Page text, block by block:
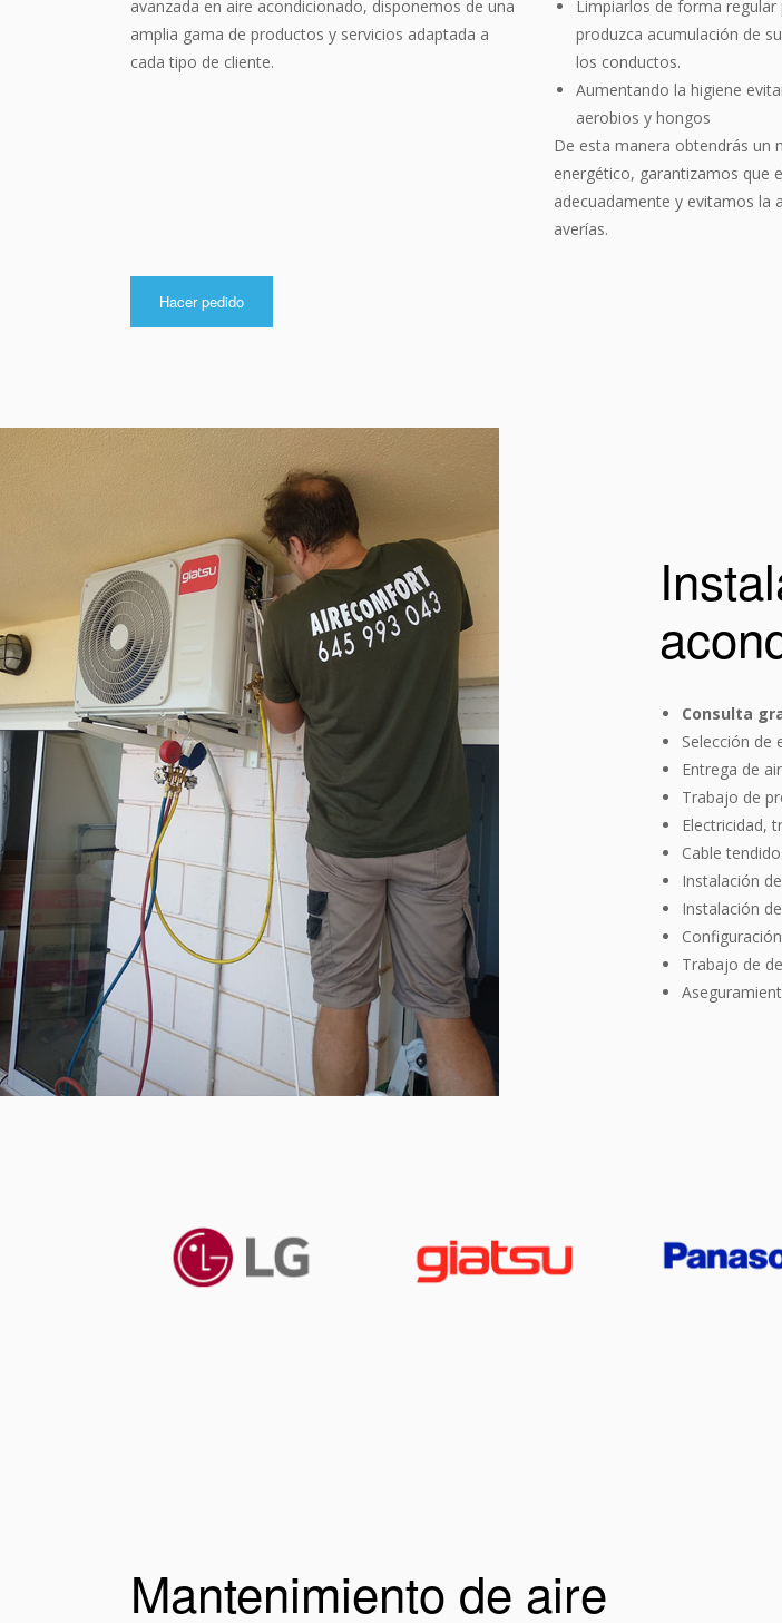
avanzada en aire acondicionado, disponemos de una
amplia gama de productos y servicios adaptada a
cada tipo de cliente.
Limpiarlos de forma regular
produzca acumulación de
los conductos.
Aumentando la higiene
aerobios y hongos
De esta manera obtendrás un
energético, garantizamos que
adecuadamente y evitamos la
averías.
Hacer pedido
Consulta
Selección de
Entrega de
Trabajo de
Еlectricidad,
Cable
Instalación
Instalación
Trabajo de
Mantenimiento de aire